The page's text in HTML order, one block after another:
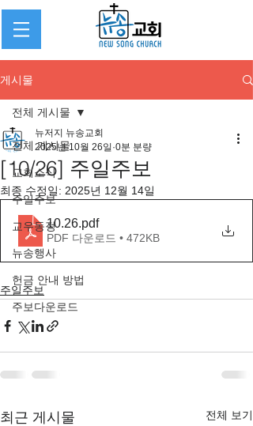
게시물
전체 게시물
교회소식
주일주보
교우동정
뉴송행사
헌금 안내 방법
주보다운로드
전체 게시물
[10/26] 주일주보
뉴저지 뉴송교회
2025년 10월 26일 0분 분량
최종 수정일: 2025년 12월 14일
10.26.pdf
PDF 다운로드 • 472KB
주일주보
최근 게시물 전체 보기